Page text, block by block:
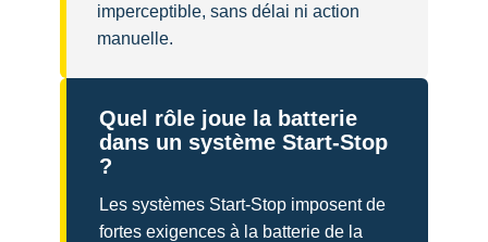
imperceptible, sans délai ni action
manuelle.
Quel rôle joue la batterie
dans un système Start-Stop
?
Les systèmes Start-Stop imposent de
fortes exigences à la batterie de la